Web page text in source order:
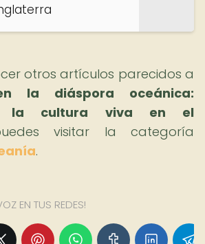
otros artículos parecidos a
la diáspora oceánica:
la cultura viva en el
visitar la categoría
.
EN TUS REDES!